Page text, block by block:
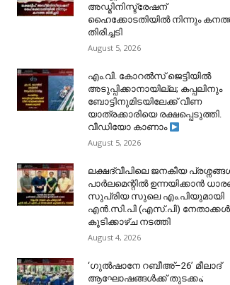
അഡ്മിനിസ്ട്രേഷന്
ഹൈക്കോടതിയിൽ നിന്നും
തിരിച്ചടി
August 5, 2026
​എം.വി. കോറൽസ് ജെട്ടിയിൽ
അടുപ്പിക്കാനായില്ല; കപ്പലിനും
ബോട്ടിനുമിടയിലേക്ക് വീണ
യാത്രക്കാരിയെ രക്ഷപ്പെടുത്തി.
വീഡിയോ കാണാം
August 5, 2026
ലക്ഷദ്വീപിലെ ജനകീയ
പാർലമെന്റിൽ ഉന്നയിക്കാൻ
സുപ്രിയ സുലെ എം.പിയുമായി
എൻ.സി.പി (എസ്.പി) നേതാക്കൾ
കൂടിക്കാഴ്ച നടത്തി
August 4, 2026
‘ഗുൽഷാനേ റബീഅ്–26’ മീലാദ്
ആഘോഷങ്ങൾക്ക് തുടക്കം;